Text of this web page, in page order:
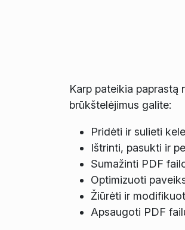
Karp pateikia
brūkštelėjimus galite:
Pridėti ir sulieti
Ištrinti, pasukti ir
Sumažinti PDF
Optimizuoti
Žiūrėti ir
Apsaugoti PDF